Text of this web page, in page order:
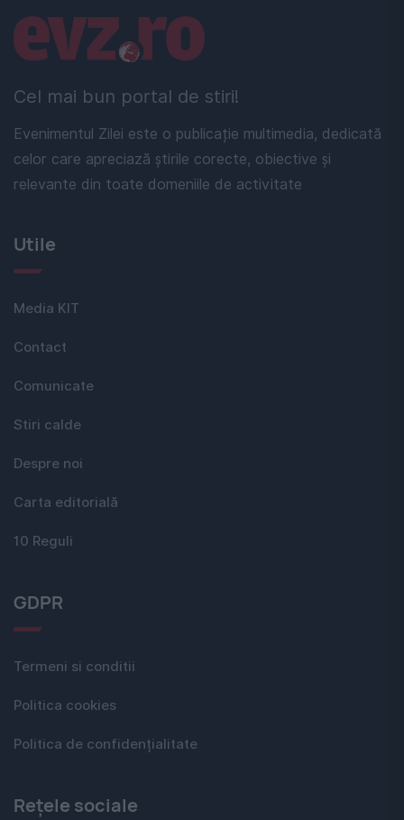
Cel mai bun portal de stiri!
Evenimentul Zilei este o publicație multimedia, dedicată
celor care apreciază știrile corecte, obiective și
relevante din toate domeniile de activitate
Linkuri utile
Utile
Media KIT
Contact
Comunicate
Stiri calde
Despre noi
Carta editorială
10 Reguli
GDPR
Termeni si conditii
Politica cookies
Politica de confidențialitate
Rețele sociale